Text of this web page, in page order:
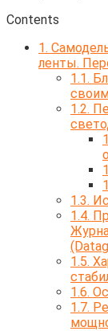
Contents
1.
ленты.
1.1.
1.2.
1.3.
1.4.
1.5.
1.6.
1.7.